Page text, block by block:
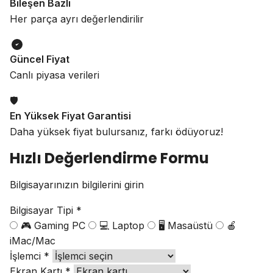
Bileşen Bazlı
Her parça ayrı değerlendirilir
Güncel Fiyat
Canlı piyasa verileri
🛡️
En Yüksek Fiyat Garantisi
Daha yüksek fiyat bulursanız, farkı ödüyoruz!
Hızlı Değerlendirme Formu
Bilgisayarınızın bilgilerini girin
Bilgisayar Tipi *
🎮 Gaming PC
💻 Laptop 🖥️ Masaüstü
🍎
iMac/Mac
İşlemci *